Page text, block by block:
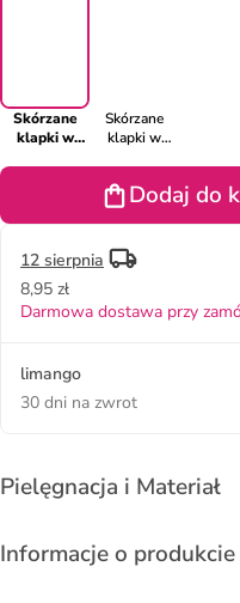
Skórzane
klapki w
granatowym
Skórzane
klapki w
Dodaj do
12 sierpnia
8,95 zł
Darmowa dostawa przy
limango
30 dni na zwrot
Pielęgnacja i Materiał
Informacje o produkcie